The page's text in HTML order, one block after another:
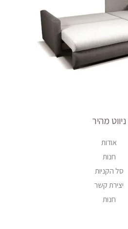
ניווט מהיר
אודות
חנות
סל הקניות
יצירת קשר
חנות